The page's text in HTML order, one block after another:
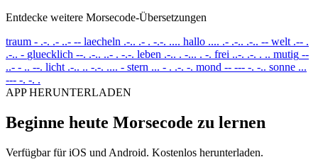
Entdecke weitere Morsecode-Übersetzungen
traum - .-. .- ..- -- laecheln .-.. .- . -.-. .... hallo .... .- .-.. .-.. -- welt .-- .
.-.. - gluecklich --. .-.. ..- . -.-. leben .-.. . -... . -. frei ..-. .-. . .. mutig --
..- - .. --. licht .-.. .. -.-. .... - stern ... - . .-. -. mond -- --- -. -.. sonne ...
--- -. -. .
APP HERUNTERLADEN
Beginne heute Morsecode zu lernen
Verfügbar für iOS und Android. Kostenlos herunterladen.